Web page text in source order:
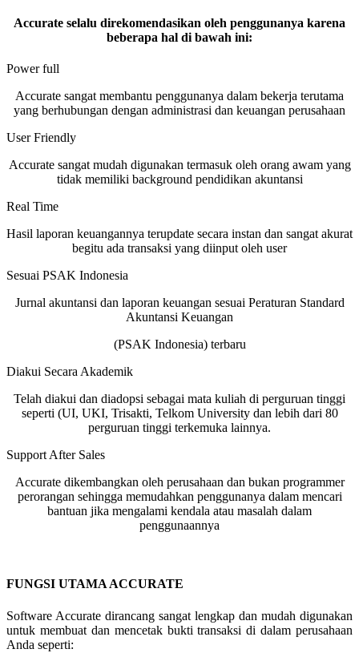
Accurate selalu direkomendasikan oleh penggunanya karena
beberapa hal di bawah ini:
Power full
Accurate sangat membantu penggunanya dalam bekerja terutama
yang berhubungan dengan administrasi dan keuangan perusahaan
User Friendly
Accurate sangat mudah digunakan termasuk oleh orang awam yang
tidak memiliki background pendidikan akuntansi
Real Time
Hasil laporan keuangannya terupdate secara instan dan sangat akurat
begitu ada transaksi yang diinput oleh user
Sesuai PSAK Indonesia
Jurnal akuntansi dan laporan keuangan sesuai Peraturan Standard
Akuntansi Keuangan
(PSAK Indonesia) terbaru
Diakui Secara Akademik
Telah diakui dan diadopsi sebagai mata kuliah di perguruan tinggi
seperti (UI, UKI, Trisakti, Telkom University dan lebih dari 80
perguruan tinggi terkemuka lainnya.
Support After Sales
Accurate dikembangkan oleh perusahaan dan bukan programmer
perorangan sehingga memudahkan penggunanya dalam mencari
bantuan jika mengalami kendala atau masalah dalam
penggunaannya
FUNGSI UTAMA ACCURATE
Software Accurate dirancang sangat lengkap dan mudah digunakan
untuk membuat dan mencetak bukti transaksi di dalam perusahaan
Anda seperti: